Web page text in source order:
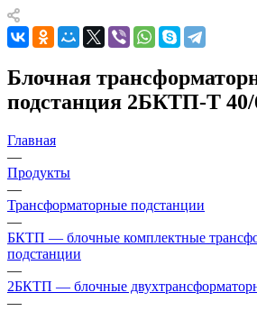
Блочная
подстанция 2БКТП-Т
Главная
—
Продукты
—
Трансформаторные подстанции
—
БКТП — блочные комплектные
подстанции
—
2БКТП — блочные
—